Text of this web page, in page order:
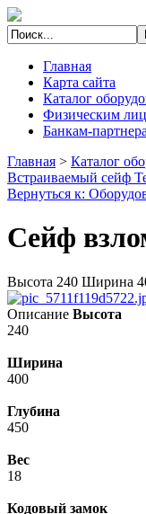
Главная
Карта сайта
Каталог
Физическим
Банкам-
Главная > Каталог
Встраиваемый сейф
Вернуться к:
Сейф
Высота 240 Ширина
Описание Высота
240
Ширина
400
Глубина
450
Вес
18
Кодовый замок